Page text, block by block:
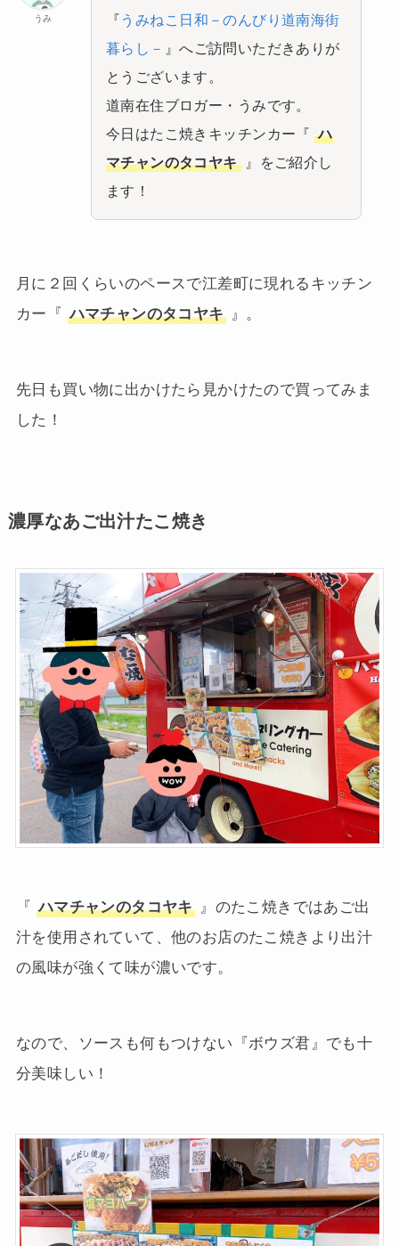
うみ
『 うみねこ日和－のんびり道南海街
暮らし－ 』へご訪問いただきありが
とうございます。
道南在住ブロガー・うみです。
今日はたこ焼きキッチンカー『 ハ
マチャンのタコヤキ 』をご紹介し
ます！
月に２回くらいのペースで江差町に現れるキッチン
カー『 ハマチャンのタコヤキ』。
先日も買い物に出かけたら見かけたので買ってみま
した！
濃厚なあご出汁たこ焼き
『 ハマチャンのタコヤキ』のたこ焼きではあご出
汁を使用されていて、他のお店のたこ焼きより出汁
の風味が強くて味が濃いです。
なので、ソースも何もつけない『ボウズ君』でも十
分美味しい！